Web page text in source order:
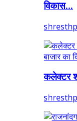
विकास...
कलेक्टर